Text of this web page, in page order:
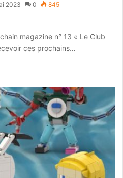
2023 0 845
magazine n° 13 « Le Club
ces prochains…